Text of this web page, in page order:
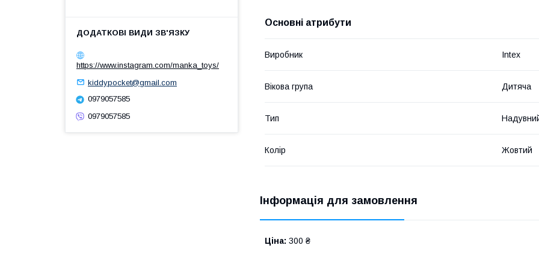
Основні атрибути
Виробник Intex
Вікова група Дитяча
Тип
Колір Жовтий
Інформація для замовлення
Ціна: 300 ₴
https://www.instagram.com/manka_toys/
kiddypocket@gmail.com
0979057585
0979057585